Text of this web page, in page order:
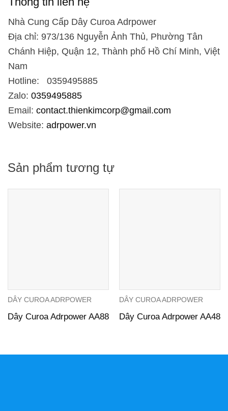
Nhà Cung Cấp Dây Curoa Adrpower
Địa chỉ: 973/136 Nguyễn Ảnh Thủ, Phường Tân
Chánh Hiệp, Quận 12, Thành phố Hồ Chí Minh, Việt
Nam
Hotline: 0359495885
Zalo: 0359495885
Email: contact.thienkimcorp@gmail.com
Website: adrpower.vn
Sản phẩm tương tự
DÂY CUROA ADRPOWER
Dây Curoa Adrpower AA88
DÂY CUROA ADRPOWER
Dây Curoa Adrpower AA48